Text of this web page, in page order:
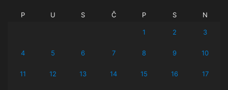
P U S Č P S N
1 2 3
4 5 6 7 8 9 10
11 12 13 14 15 16 17